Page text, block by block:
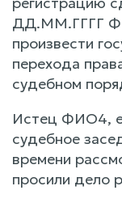
ДД.ММ.ГГГГ
произвести
перехода
судебном
Истец ФИО4,
судебное
времени
просили дело